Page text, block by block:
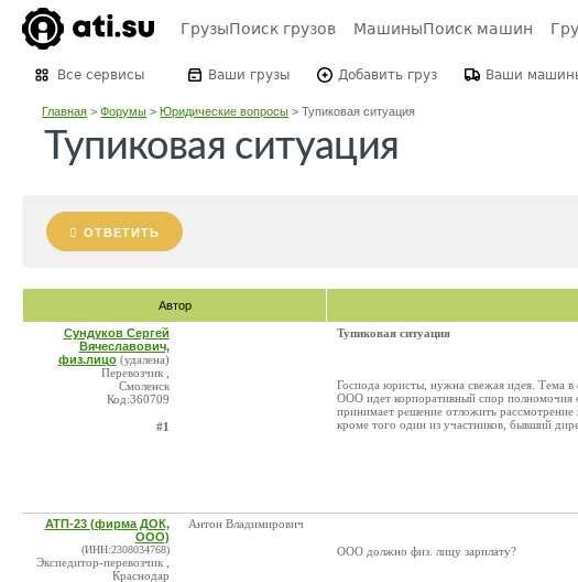
ГрузыПоиск грузов МашиныПоиск машин
Все сервисы Ваши грузы Добавить груз Ваши
Главная >Форумы >Юридические вопросы >Тупиковая ситуация
Тупиковая ситуация
ОТВЕТИТЬ
Автор
Сундуков Сергей
Вячеславович,
физ.лицо (удалена)
Перевозчик ,
Смоленск
Код:360709
#1
Тупиковая ситуация
Господа юристы, нужна свежая идея. Тема в
ООО идет корпоративный спор полномочия
принимает решение отложить
кроме того один из участников, бывший
АТП-23 (фирма ДОК,
ООО)
(ИНН:2308034768)
Экспедитор-перевозчик ,
Краснодар
Антон Владимирович
ООО должно физ. лицу зарплату?